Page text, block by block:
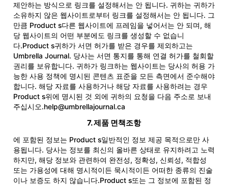
제안하는 방식으로 링크를 설정해서는 안 됩니다. 귀하는 귀하가
소유하지 않은 웹사이트로부터 링크를 설정해서는 안 됩니다. 그
만큼 Product s다른 웹사이트에 프레임을 넣어서는 안 되며, 해
당 웹사이트의 어떤 부분에도 링크를 생성할 수 없습니
다.Product s귀하가 서면 허가를 받은 경우를 제외하고는
Umbrella Journal. 당사는 서면 통지를 통해 연결 허가를 철회할
권리를 보유합니다. 귀하가 링크하는 웹사이트는 당사의 허용 가
능한 사용 정책에 명시된 콘텐츠 표준을 모든 측면에서 준수해야
합니다. 해당 자료를 사용하거나 해당 자료를 사용하려는 경우
Product s위에 명시된 것 외에 귀하의 요청을 다음 주소로 보내
주십시오.help@umbrellajournal.ca
7. 제품 면책조항
에 포함된 정보는 Product s일반적인 정보 제공 목적으로만 사
용됩니다. 당사는 정보를 최신의 올바른 상태로 유지하려고 노력
하지만, 해당 정보와 관련하여 완전성, 정확성, 신뢰성, 적합성
또는 가용성에 대해 명시적이든 묵시적이든 어떠한 종류의 진술
이나 보증도 하지 않습니다.Product s또는 그 정보에 포함된 정